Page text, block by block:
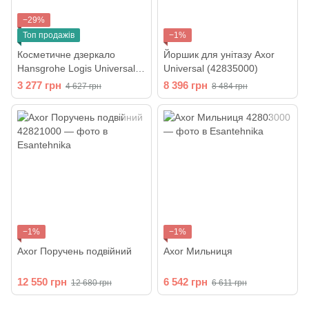
−29%
Топ продажів
Косметичне дзеркало
Hansgrohe Logis Universal
(73561000)
3 277 грн 4 627 грн
−1%
Йоршик для унітазу Axor
Universal (42835000)
8 396 грн 8 484 грн
−1%
Axor Поручень подвійний
12 550 грн 12 680 грн
−1%
Axor Мильниця
6 542 грн 6 611 грн